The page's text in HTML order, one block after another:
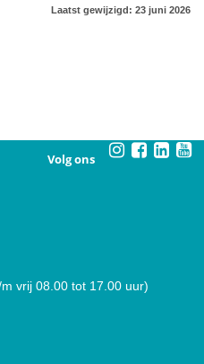
Laatst gewijzigd: 23 juni 2026
Volg ons
vrij 08.00 tot 17.00 uur)